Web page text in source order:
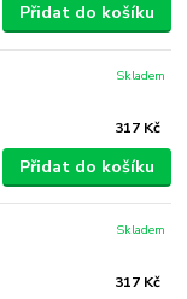
Přidat do košíku
317 Kč
Skladem
Přidat do košíku
317 Kč
Skladem